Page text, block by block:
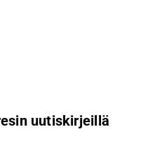
uutiskirjeillä